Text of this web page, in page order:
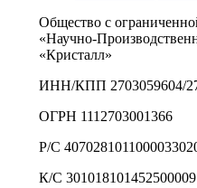
Общество с
«Научно-
«Кристалл»
ИНН/КПП 2703059604/
ОГРН 1112703001366
Р/С
К/С